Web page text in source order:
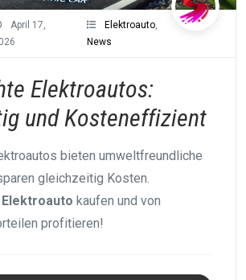
April 17,
Elektroauto,
News
Elektroautos:
und Kosteneffizient
bieten umweltfreundliche
gleichzeitig Kosten.
kaufen und von
profitieren!